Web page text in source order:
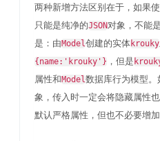
两种新增方法区别在于，如果
只能是纯净的JSON对象，不能
是：由Model创建的实体krouky
{name:'krouky'} ，但是
属性和Model数据库行为模型。
象，传入时一定会将隐藏属性
默认严格属性，但也不必要增